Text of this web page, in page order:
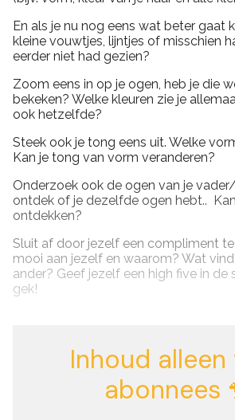
En als je nu nog eens wat beter gaat
kleine vouwtjes, lijntjes of misschien
eerder niet had gezien?
Zoom eens in op je ogen, heb je die
bekeken? Welke kleuren zie je
ook hetzelfde?
Steek ook je tong eens uit. Welke
Kan je tong van vorm veranderen?
Onderzoek ook de ogen van je
ontdek of je dezelfde ogen hebt..
ontdekken?
Sluit af door jezelf een compliment
mooi aan jezelf en waarom? Wat
ander? Geef jezelf een high five in de
gek!
Inhoud
abonnees